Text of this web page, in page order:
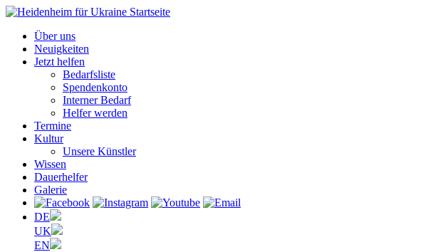
Über uns
Neuigkeiten
Jetzt helfen
Bedarfsliste
Spendenkonto
Interner Bedarf
Helfer werden
Termine
Kultur
Unsere Künstler
Wissen
Dauerhelfer
Galerie
DE
UK
EN